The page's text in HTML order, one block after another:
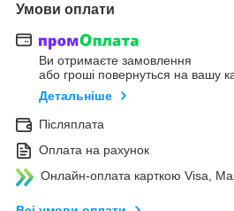
Умови оплати
Ви отримаєте замовлення
або гроші повернуться на вашу
Детальніше
Післяплата
Оплата на рахунок
Онлайн-оплата карткою Visa,